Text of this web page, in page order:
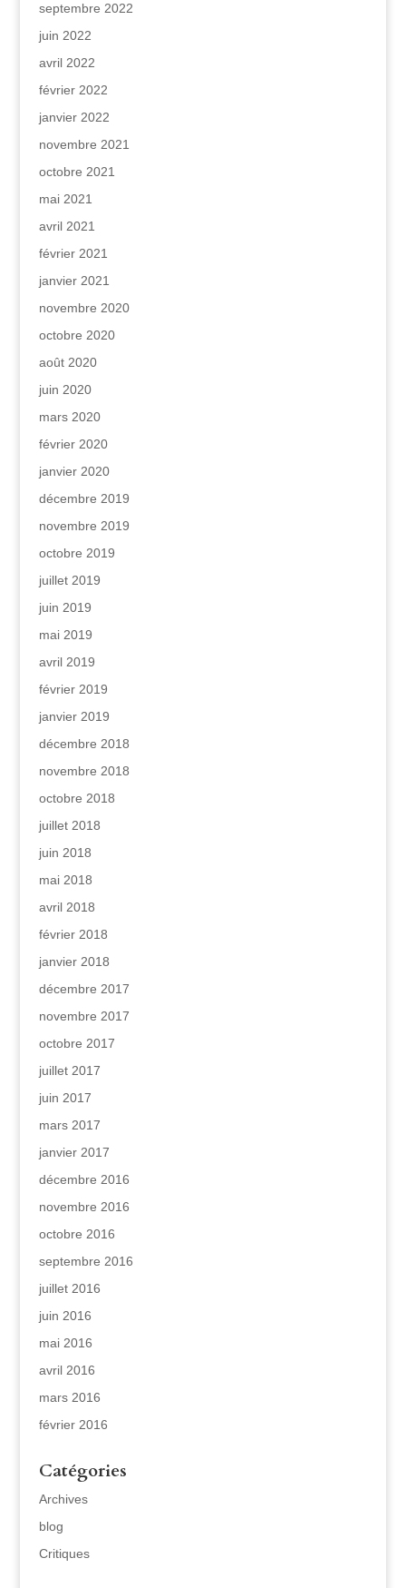
septembre 2022
juin 2022
avril 2022
février 2022
janvier 2022
novembre 2021
octobre 2021
mai 2021
avril 2021
février 2021
janvier 2021
novembre 2020
octobre 2020
août 2020
juin 2020
mars 2020
février 2020
janvier 2020
décembre 2019
novembre 2019
octobre 2019
juillet 2019
juin 2019
mai 2019
avril 2019
février 2019
janvier 2019
décembre 2018
novembre 2018
octobre 2018
juillet 2018
juin 2018
mai 2018
avril 2018
février 2018
janvier 2018
décembre 2017
novembre 2017
octobre 2017
juillet 2017
juin 2017
mars 2017
janvier 2017
décembre 2016
novembre 2016
octobre 2016
septembre 2016
juillet 2016
juin 2016
mai 2016
avril 2016
mars 2016
février 2016
Catégories
Archives
blog
Critiques